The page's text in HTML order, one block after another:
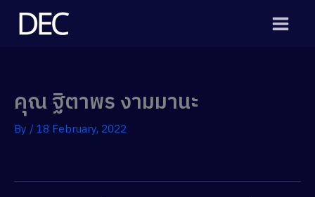
Skip
คุณ ฐิตาพร งามมานะ
By /18 February, 2022